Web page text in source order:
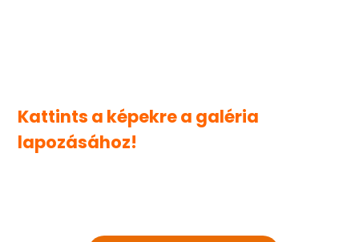
Kattints a képekre a galéria
lapozásához!